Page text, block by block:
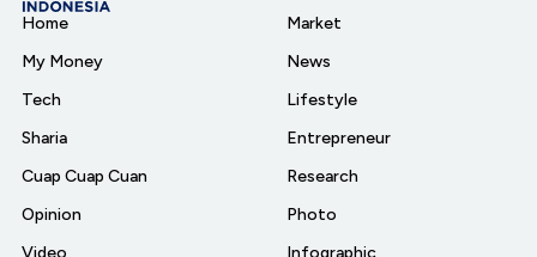
Home
My Money
Tech
Sharia
Cuap Cuap Cuan
Opinion
Market
News
Lifestyle
Entrepreneur
Research
Photo